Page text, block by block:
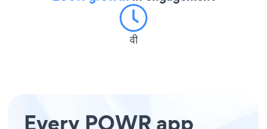
वी
Every POWR app